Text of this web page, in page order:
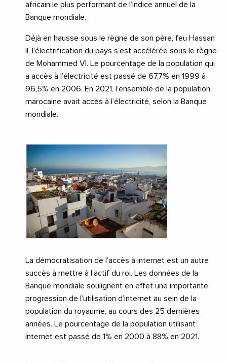
africain le plus performant de l’indice annuel de la
Banque mondiale.
Déjà en hausse sous le règne de son père, feu Hassan
II, l’électrification du pays s’est accélérée sous le règne
de Mohammed VI. Le pourcentage de la population qui
a accès à l’électricité est passé de 67,7% en 1999 à
96,5% en 2006. En 2021, l’ensemble de la population
marocaine avait accès à l’électricité, selon la Banque
mondiale.
La démocratisation de l’accès à internet est un autre
succès à mettre à l’actif du roi. Les données de la
Banque mondiale soulignent en effet une importante
progression de l’utilisation d’internet au sein de la
population du royaume, au cours des 25 dernières
années. Le pourcentage de la population utilisant
Internet est passé de 1% en 2000 à 88% en 2021.